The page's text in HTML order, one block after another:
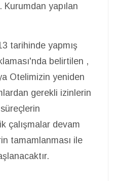
Kurumdan yapılan
tarihinde yapmış
belirtilen ,
Otelimizin yeniden
gerekli izinlerin
çalışmalar devam
tamamlanması ile